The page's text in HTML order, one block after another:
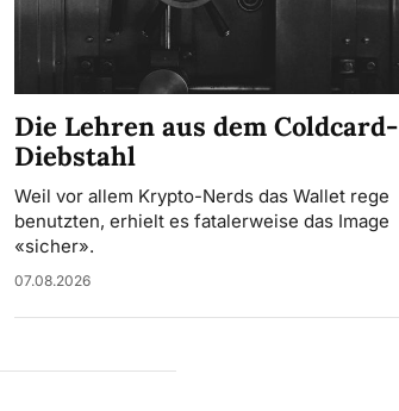
Die Lehren aus dem Coldcard-
Diebstahl
Weil vor allem Krypto-Nerds das Wallet rege
benutzten, erhielt es fatalerweise das Image
«sicher».
07.08.2026